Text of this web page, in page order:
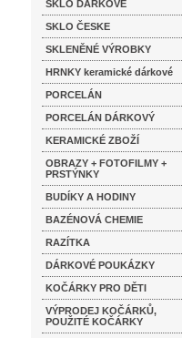
SKLO DÁRKOVÉ
SKLO ČESKE
SKLENĚNÉ VÝROBKY
HRNKY keramické dárkové
PORCELÁN
PORCELÁN DÁRKOVÝ
KERAMICKÉ ZBOŽÍ
OBRAZY + FOTOFILMY +
PRSTÝNKY
BUDÍKY A HODINY
BAZÉNOVÁ CHEMIE
RAZÍTKA
DÁRKOVÉ POUKÁZKY
KOČÁRKY PRO DĚTI
VÝPRODEJ KOČÁRKŮ,
POUŽITÉ KOČÁRKY